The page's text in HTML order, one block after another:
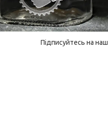
Підписуйтесь на наш